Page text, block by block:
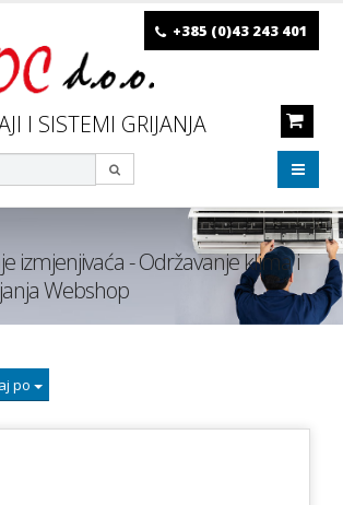
I SISTEMI GRIJANJA
+385 (0)43 243 401
izmjenjivaća - Održavanje klima i
Webshop
po